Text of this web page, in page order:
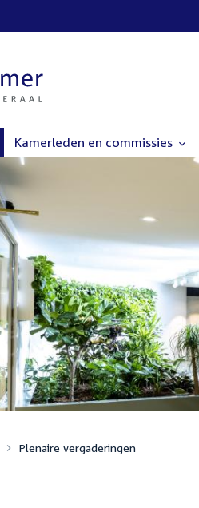
Kamerleden en commissies
Plenaire vergaderingen